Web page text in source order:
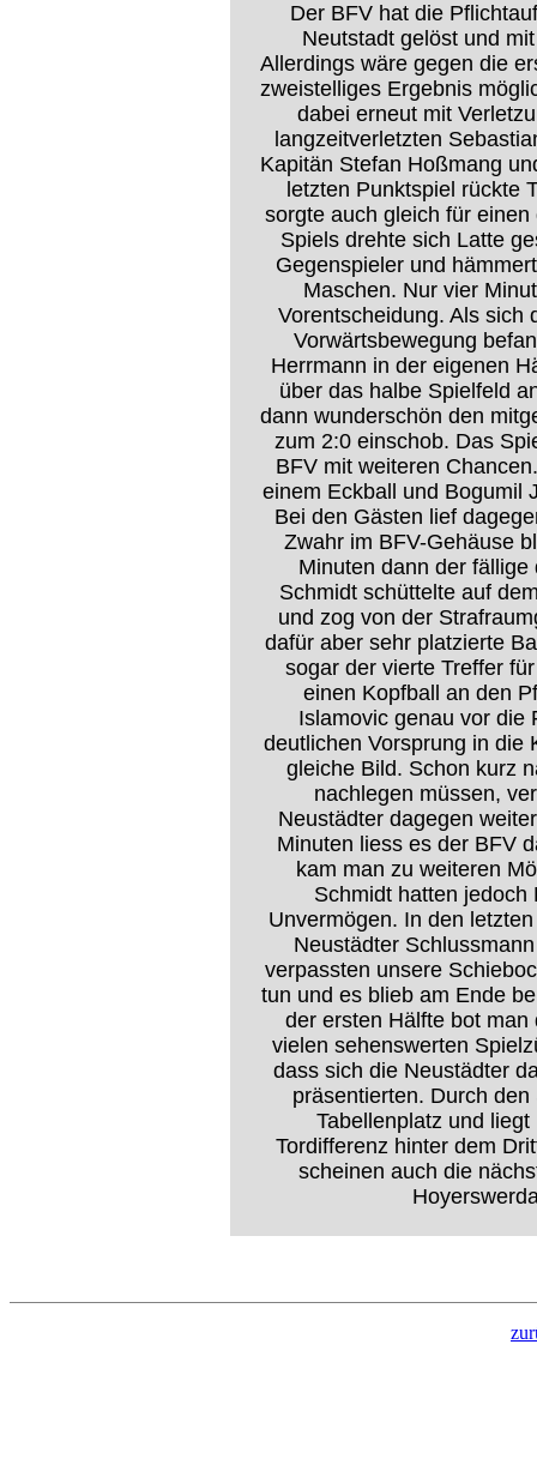
Der BFV hat die
Neutstadt gelöst und
Allerdings wäre gegen die
zweistelliges Ergebnis
dabei erneut mit
langzeitverletzten
Kapitän Stefan Hoßmang
letzten Punktspiel rückte
sorgte auch gleich für
Spiels drehte sich Latte
Gegenspieler und
Maschen. Nur vier
Vorentscheidung. Als sich
Vorwärtsbewegung
Herrmann in der eigenen
über das halbe Spielfeld
dann wunderschön den
zum 2:0 einschob. Das
BFV mit weiteren
einem Eckball und Bogumil
Bei den Gästen lief
Zwahr im BFV-Gehäuse
Minuten dann der fällige
Schmidt schüttelte auf
und zog von der
dafür aber sehr platzierte
sogar der vierte Treffer
einen Kopfball an den
Islamovic genau vor die
deutlichen Vorsprung in die
gleiche Bild. Schon kurz
nachlegen müssen,
Neustädter dagegen
Minuten liess es der BFV
kam man zu weiteren
Schmidt hatten jedoch
Unvermögen. In den
Neustädter
verpassten unsere
tun und es blieb am Ende
der ersten Hälfte bot
vielen sehenswerten
dass sich die Neustädter
präsentierten. Durch
Tabellenplatz und
Tordifferenz hinter dem
scheinen auch die